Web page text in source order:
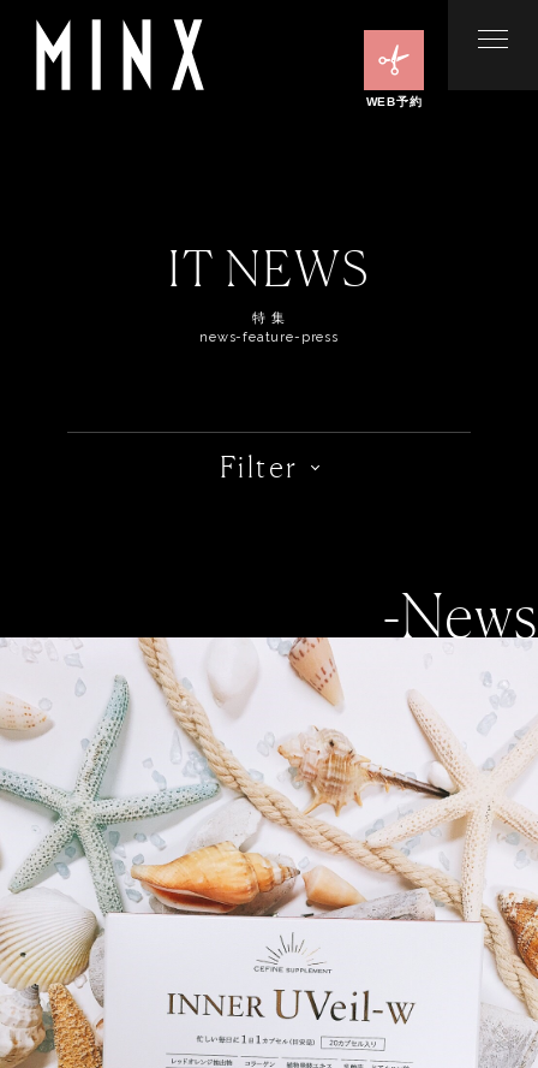
WEB予約
IT NEWS
特 集
news-feature-press
Filter
-News